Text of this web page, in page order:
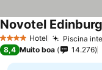
4 EstrelasHotel Piscina
Novotel
8,4 Muito boa 14.276